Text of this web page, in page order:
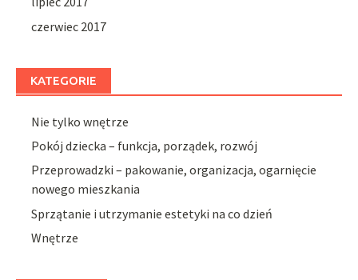
czerwiec 2017
KATEGORIE
Nie tylko wnętrze
Pokój dziecka – funkcja, porządek, rozwój
Przeprowadzki – pakowanie, organizacja, ogarnięcie
nowego mieszkania
Sprzątanie i utrzymanie estetyki na co dzień
Wnętrze